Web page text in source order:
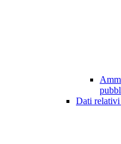
Dati relativi